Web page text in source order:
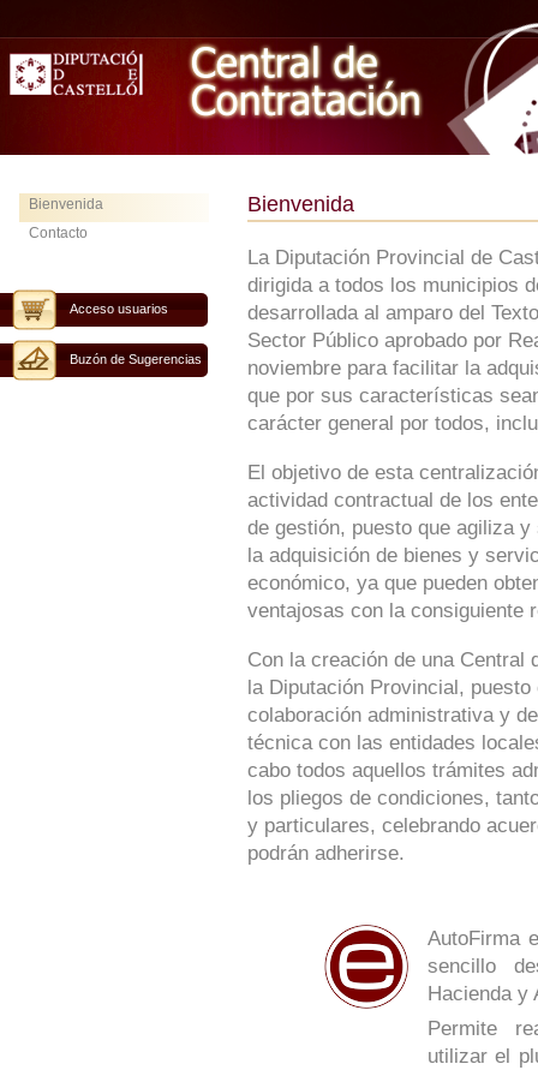
Bienvenida
Contacto
Acceso usuarios
Buzón de Sugerencias
Bienvenida
La Diputación Provincial de
dirigida a todos los municipios
desarrollada al amparo del
Sector Público aprobado por
noviembre para facilitar la
que por sus características
carácter general por todos,
El objetivo de esta
actividad contractual de los
de gestión, puesto que agiliza
la adquisición de bienes y
económico, ya que pueden
ventajosas con la consiguiente
Con la creación de una Central
la Diputación Provincial,
colaboración administrativa y
técnica con las entidades
cabo todos aquellos trámites
los pliegos de condiciones,
y particulares, celebrando
podrán adherirse.
AutoFirma
sencillo
Hacienda y
Permite
utilizar el